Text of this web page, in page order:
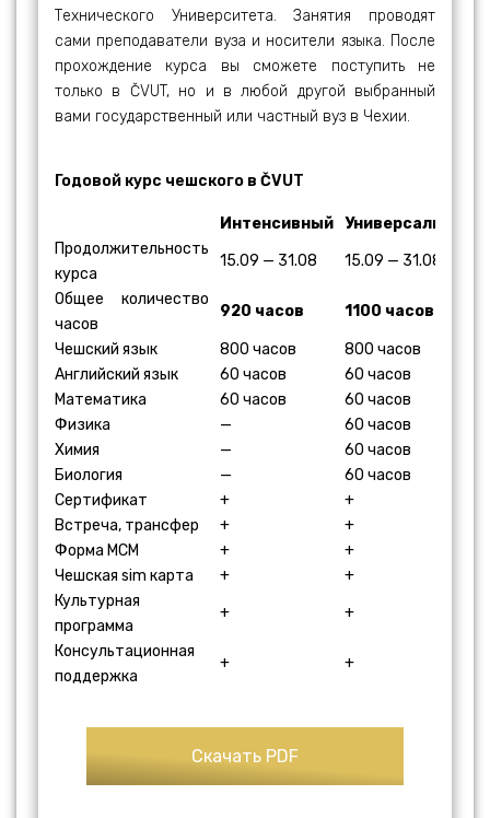
Технического Университета. Занятия проводят
сами преподаватели вуза и носители языка. После
прохождение курса вы сможете поступить не
только в ČVUT, но и в любой другой выбранный
вами государственный или частный вуз в Чехии.
Годовой курс чешского в ČVUT
Интенсивный Универсальный
Продолжительность
курса
15.09 — 31.08 15.09 — 31.08
Общее количество
часов
920 часов 1100 часов
Чешский язык 800 часов
800 часов
Английский язык
60 часов
60 часов
Математика
60 часов
60 часов
Физика
—
60 часов
Химия
—
60 часов
Биология
—
60 часов
Сертификат
+
+
Встреча, трансфер
+
+
Форма МСМ
+
+
Чешская sim карта
+
+
Культурная
программа
+ +
Консультационная
поддержка
+ +
Скачать PDF